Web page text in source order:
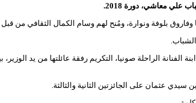
معاشي، دورة 2018.
بلوفة ونوارة، ومُنح لهم وسام الكمال الثقافي من قبل
الفنانة الراحلة صونيا، التكريم رفقة عائلتها من يد
عثمان على الجائزتين الثانية والثالثة.